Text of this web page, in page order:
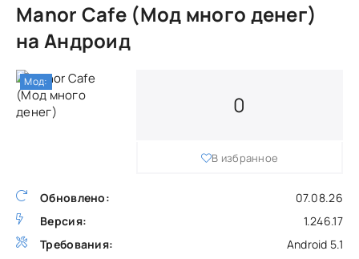
Manor Cafe (Мод много денег)
на Андроид
Обновлено:
07.08.26
Версия:
1.246.17
Требования:
Android 5.1
0
В избранное
Мод: